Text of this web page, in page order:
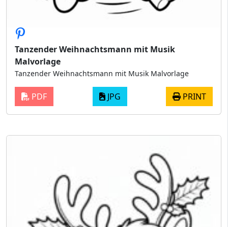
Tanzender Weihnachtsmann mit Musik
Malvorlage
Tanzender Weihnachtsmann mit Musik Malvorlage
PDF JPG PRINT